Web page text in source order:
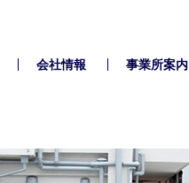
会社情報 事業所案内